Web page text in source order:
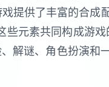
提供了丰富的合
些元素共同构成游
解谜、角色扮演和